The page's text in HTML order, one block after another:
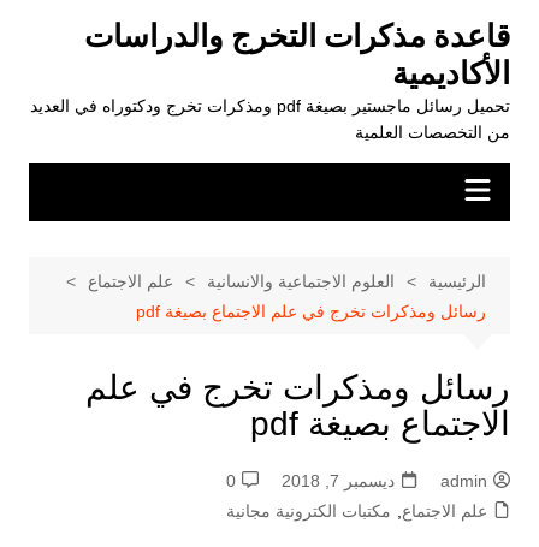
المحتوى
قاعدة مذكرات التخرج والدراسات
الأكاديمية
تحميل رسائل ماجستير بصيغة pdf ومذكرات تخرج ودكتوراه في العديد
من التخصصات العلمية
الرئيسية العلوم الاجتماعية والانسانية
علم الاجتماع
رسائل ومذكرات تخرج في علم الاجتماع بصيغة pdf
رسائل ومذكرات تخرج في علم
الاجتماع بصيغة pdf
admin ديسمبر 7, 2018
0
علم الاجتماع
مكتبات الكترونية مجانية